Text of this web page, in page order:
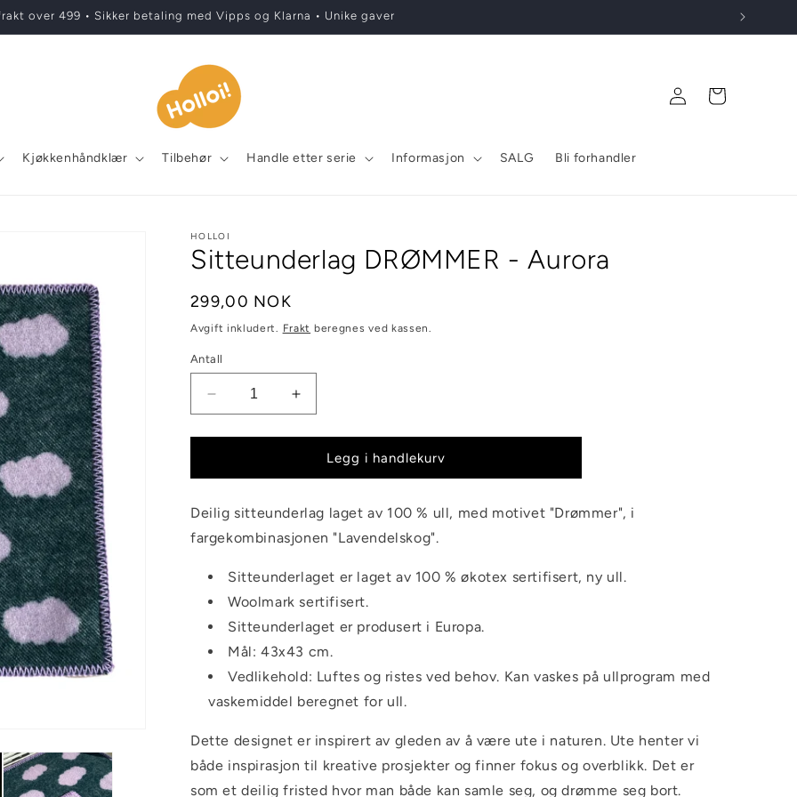
over 499 • Sikker betaling med Vipps og Klarna • Unike gaver
Kjøkkenhåndklær Tilbehør Handle etter serie Informasjon SALG Bli forhandler
Logg
inn
Handlekurv
HOLLOI
Sitteunderlag DRØMMER - Aurora
Vanlig
pris
299,00 NOK
Avgift inkludert. Frakt beregnes ved kassen.
Antall
antallet
for
DRØMMER
Aurora
Øk
antallet
for
Sitteunderlag
DRØMMER
Aurora
Legg i handlekurv
Deilig sitteunderlag laget av 100 % ull, med motivet "Drømmer", i
fargekombinasjonen "Lavendelskog".
Sitteunderlaget er laget av 100 % økotex sertifisert, ny ull.
Woolmark sertifisert.
Sitteunderlaget er produsert i Europa.
Mål: 43x43 cm.
Vedlikehold: Luftes og ristes ved behov. Kan vaskes på ullprogram med
vaskemiddel beregnet for ull.
Dette designet er inspirert av gleden av å være ute i naturen. Ute henter vi
både inspirasjon til kreative prosjekter og finner fokus og overblikk. Det er
som et deilig fristed hvor man både kan samle seg, og drømme seg bort.